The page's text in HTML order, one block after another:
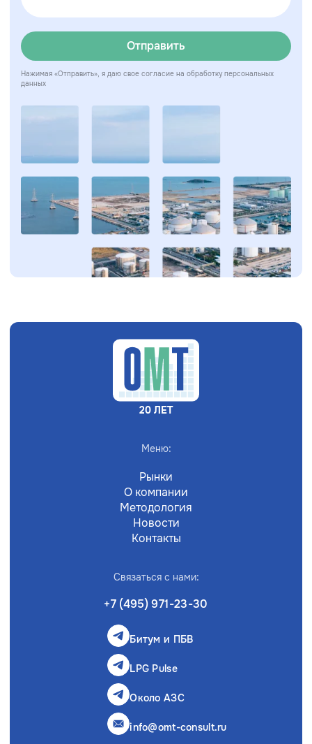
Отправить
Нажимая «Отправить», я даю свое согласие на обработку персональных
данных
20 ЛЕТ
Меню:
Рынки
О компании
Методология
Новости
Контакты
Связаться с нами:
+7 (495) 971-23-30
Битум и ПБВ
LPG Pulse
Около АЗС
info@omt-consult.ru